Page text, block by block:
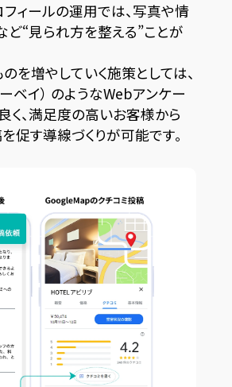
ィールの運用では、写真や情
ど“見られ方を整える”ことが
を増やしていく施策としては、
ベイ） のようなWebアンケー
く、満足度の高いお客様から
促す導線づくりが可能です。